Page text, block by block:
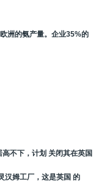
洲的氨产量。企业35%的
不下，计划 关闭其在英国
汉姆工厂，这是英国 的